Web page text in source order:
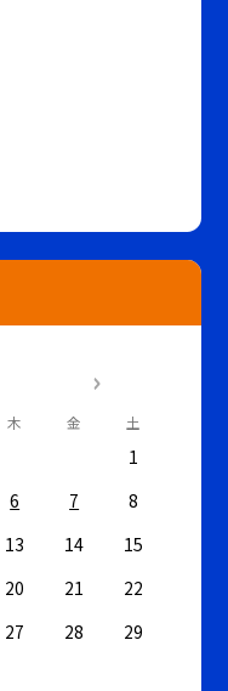
木 金 土
1
6 7
8
13 14
15
20 21
22
27 28
29